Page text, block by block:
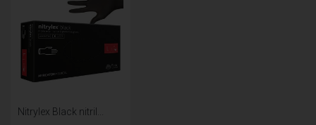
Nitrylex Black nitril...